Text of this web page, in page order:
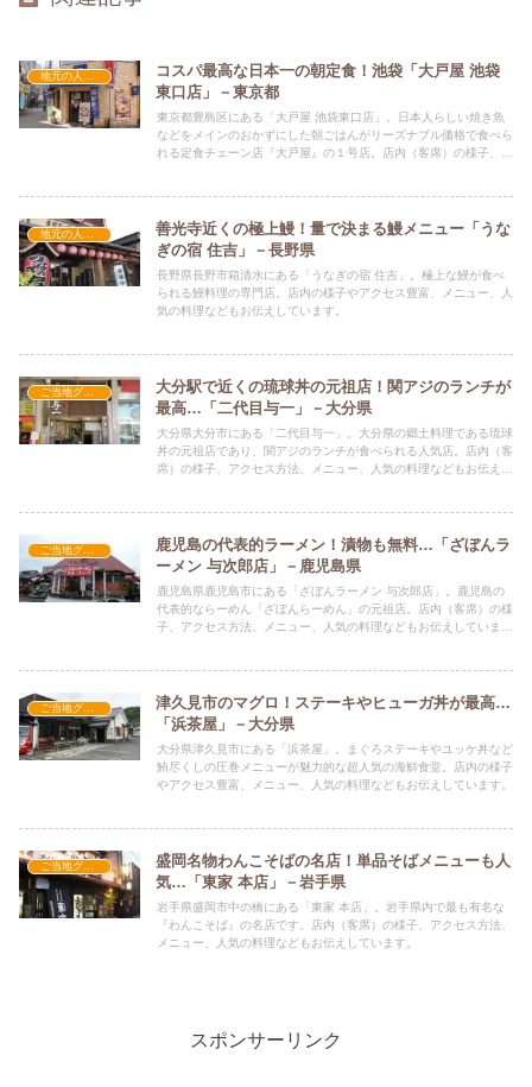
地元の人気店
コスパ最高な日本一の朝定食！池袋「大戸屋 池袋
東口店」－東京都
東京都豊島区にある「大戸屋 池袋東口店」。日本人らしい焼き魚
などをメインのおかずにした朝ごはんがリーズナブル価格で食べら
れる定食チェーン店『大戸屋』の１号店。店内（客席）の様子、ア
地元の人気店
善光寺近くの極上鰻！量で決まる鰻メニュー「うな
ぎの宿 住吉」－長野県
長野県長野市箱清水にある「うなぎの宿 住吉」。極上な鰻が食べ
られる鰻料理の専門店。店内の様子やアクセス豊富、メニュー、人
気の料理などもお伝えしています。
ご当地グルメの人気店
大分駅で近くの琉球丼の元祖店！関アジのランチが
最高…「二代目与一」－大分県
大分県大分市にある「二代目与一」。大分県の郷土料理である琉球
丼の元祖店であり、関アジのランチが食べられる人気店。店内（客
席）の様子、アクセス方法、メニュー、人気の料理などもお伝えし
鹿児島の代表的ラーメン！漬物も無料…「ざぼんラ
ーメン 与次郎店」－鹿児島県
鹿児島県鹿児島市にある「ざぼんラーメン 与次郎店」。鹿児島の
代表的ならーめん「ざぼんらーめん」の元祖店。店内（客席）の様
子、アクセス方法、メニュー、人気の料理などもお伝えしていま
津久見市のマグロ！ステーキやヒューガ丼が最高…
「浜茶屋」－大分県
大分県津久見市にある「浜茶屋」。まぐろステーキやユッケ丼など
鮪尽くしの圧巻メニューが魅力的な超人気の海鮮食堂。店内の様子
やアクセス豊富、メニュー、人気の料理などもお伝えしています。
盛岡名物わんこそばの名店！単品そばメニューも人
気…「東家 本店」－岩手県
岩手県盛岡市中の橋にある「東家 本店」。岩手県内で最も有名な
『わんこそば』の名店です。店内（客席）の様子、アクセス方法、
メニュー、人気の料理などもお伝えしています。
スポンサーリンク